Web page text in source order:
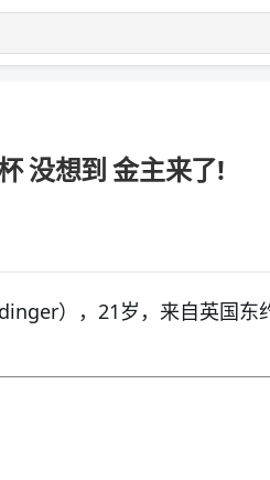
没想到 金主来了!
），21岁，来自英国东